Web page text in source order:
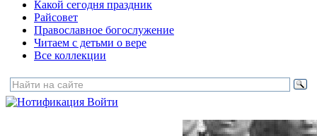
Какой сегодня праздник
Райсовет
Православное богослужение
Читаем с детьми о вере
Все коллекции
Войти